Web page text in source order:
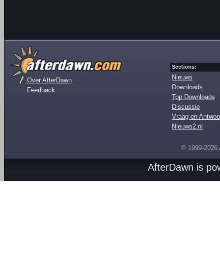
Over AfterDawn
Feedback
Sections:
Nieuws
Downloads
Top Downloads
Discussie
Vraag en
Nieuws2.nl
© 1999-2026
AfterDawn is